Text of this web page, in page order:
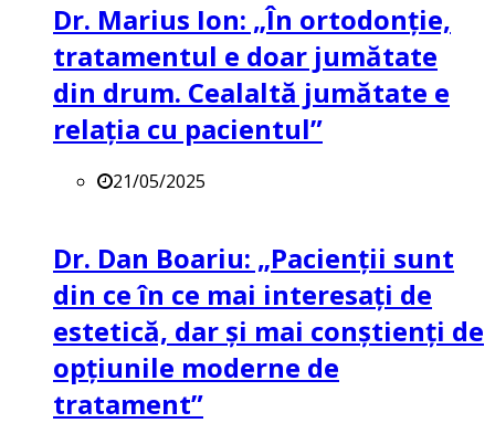
Dr. Marius Ion: „În ortodonție,
tratamentul e doar jumătate
din drum. Cealaltă jumătate e
relația cu pacientul”
21/05/2025
Dr. Dan Boariu: „Pacienții sunt
din ce în ce mai interesați de
estetică, dar și mai conștienți de
opțiunile moderne de
tratament”